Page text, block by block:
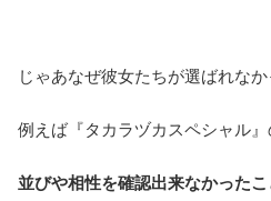
じゃあなぜ彼女たちが選ばれなか
例えば『タカラヅカスペシャル』
並びや相性を確認出来なかったこ